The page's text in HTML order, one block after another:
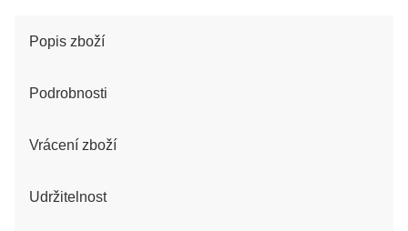
Popis zboží
Podrobnosti
Vrácení zboží
Udržitelnost